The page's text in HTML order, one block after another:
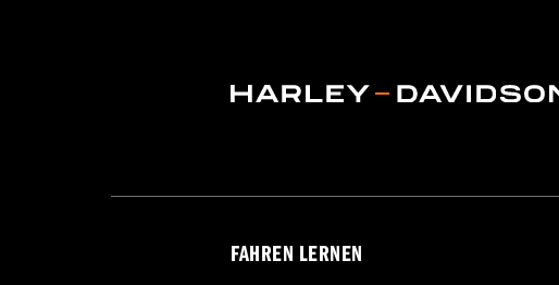
Scheinwerferhalterung, 2
verchromte Sicherungsscheibe und 2
FAHREN LERNEN